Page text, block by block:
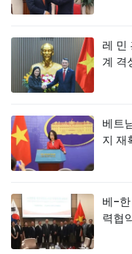
레 민
계 격
베트
지 재
베-한
력협